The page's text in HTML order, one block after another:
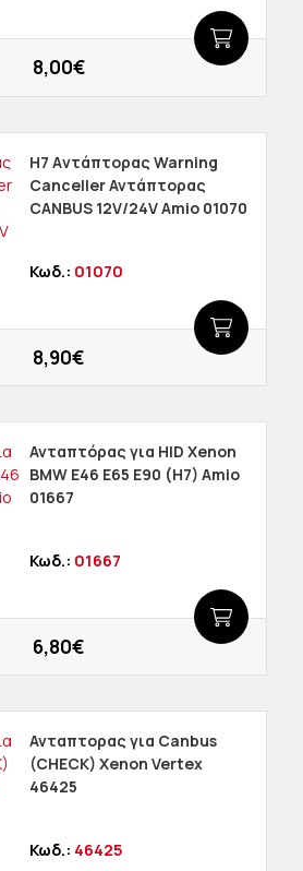
8,00€
Η7 Aντάπτορας Warning
Canceller Αντάπτορας
CANBUS 12V/24V Amio 01070
Κωδ.: 01070
8,90€
Ανταπτόρας για HID Xenon
BMW E46 E65 E90 (H7) Amio
01667
Κωδ.: 01667
6,80€
Ανταπτορας για Canbus
(CHECK) Xenon Vertex
46425
Κωδ.: 46425